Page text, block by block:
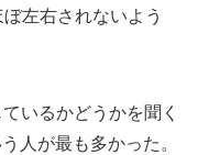
左右されないよう
いるかどうかを聞く
人が最も多かった。